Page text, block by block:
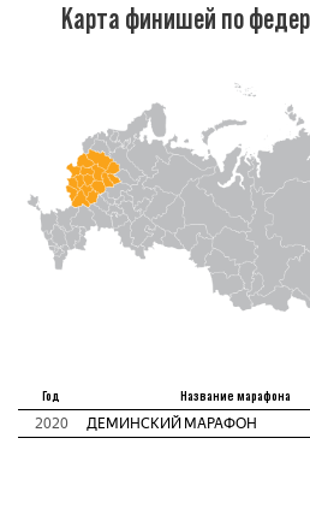
Карта финишей по
Год Название марафона
2020 ДЕМИНСКИЙ МАРАФОН